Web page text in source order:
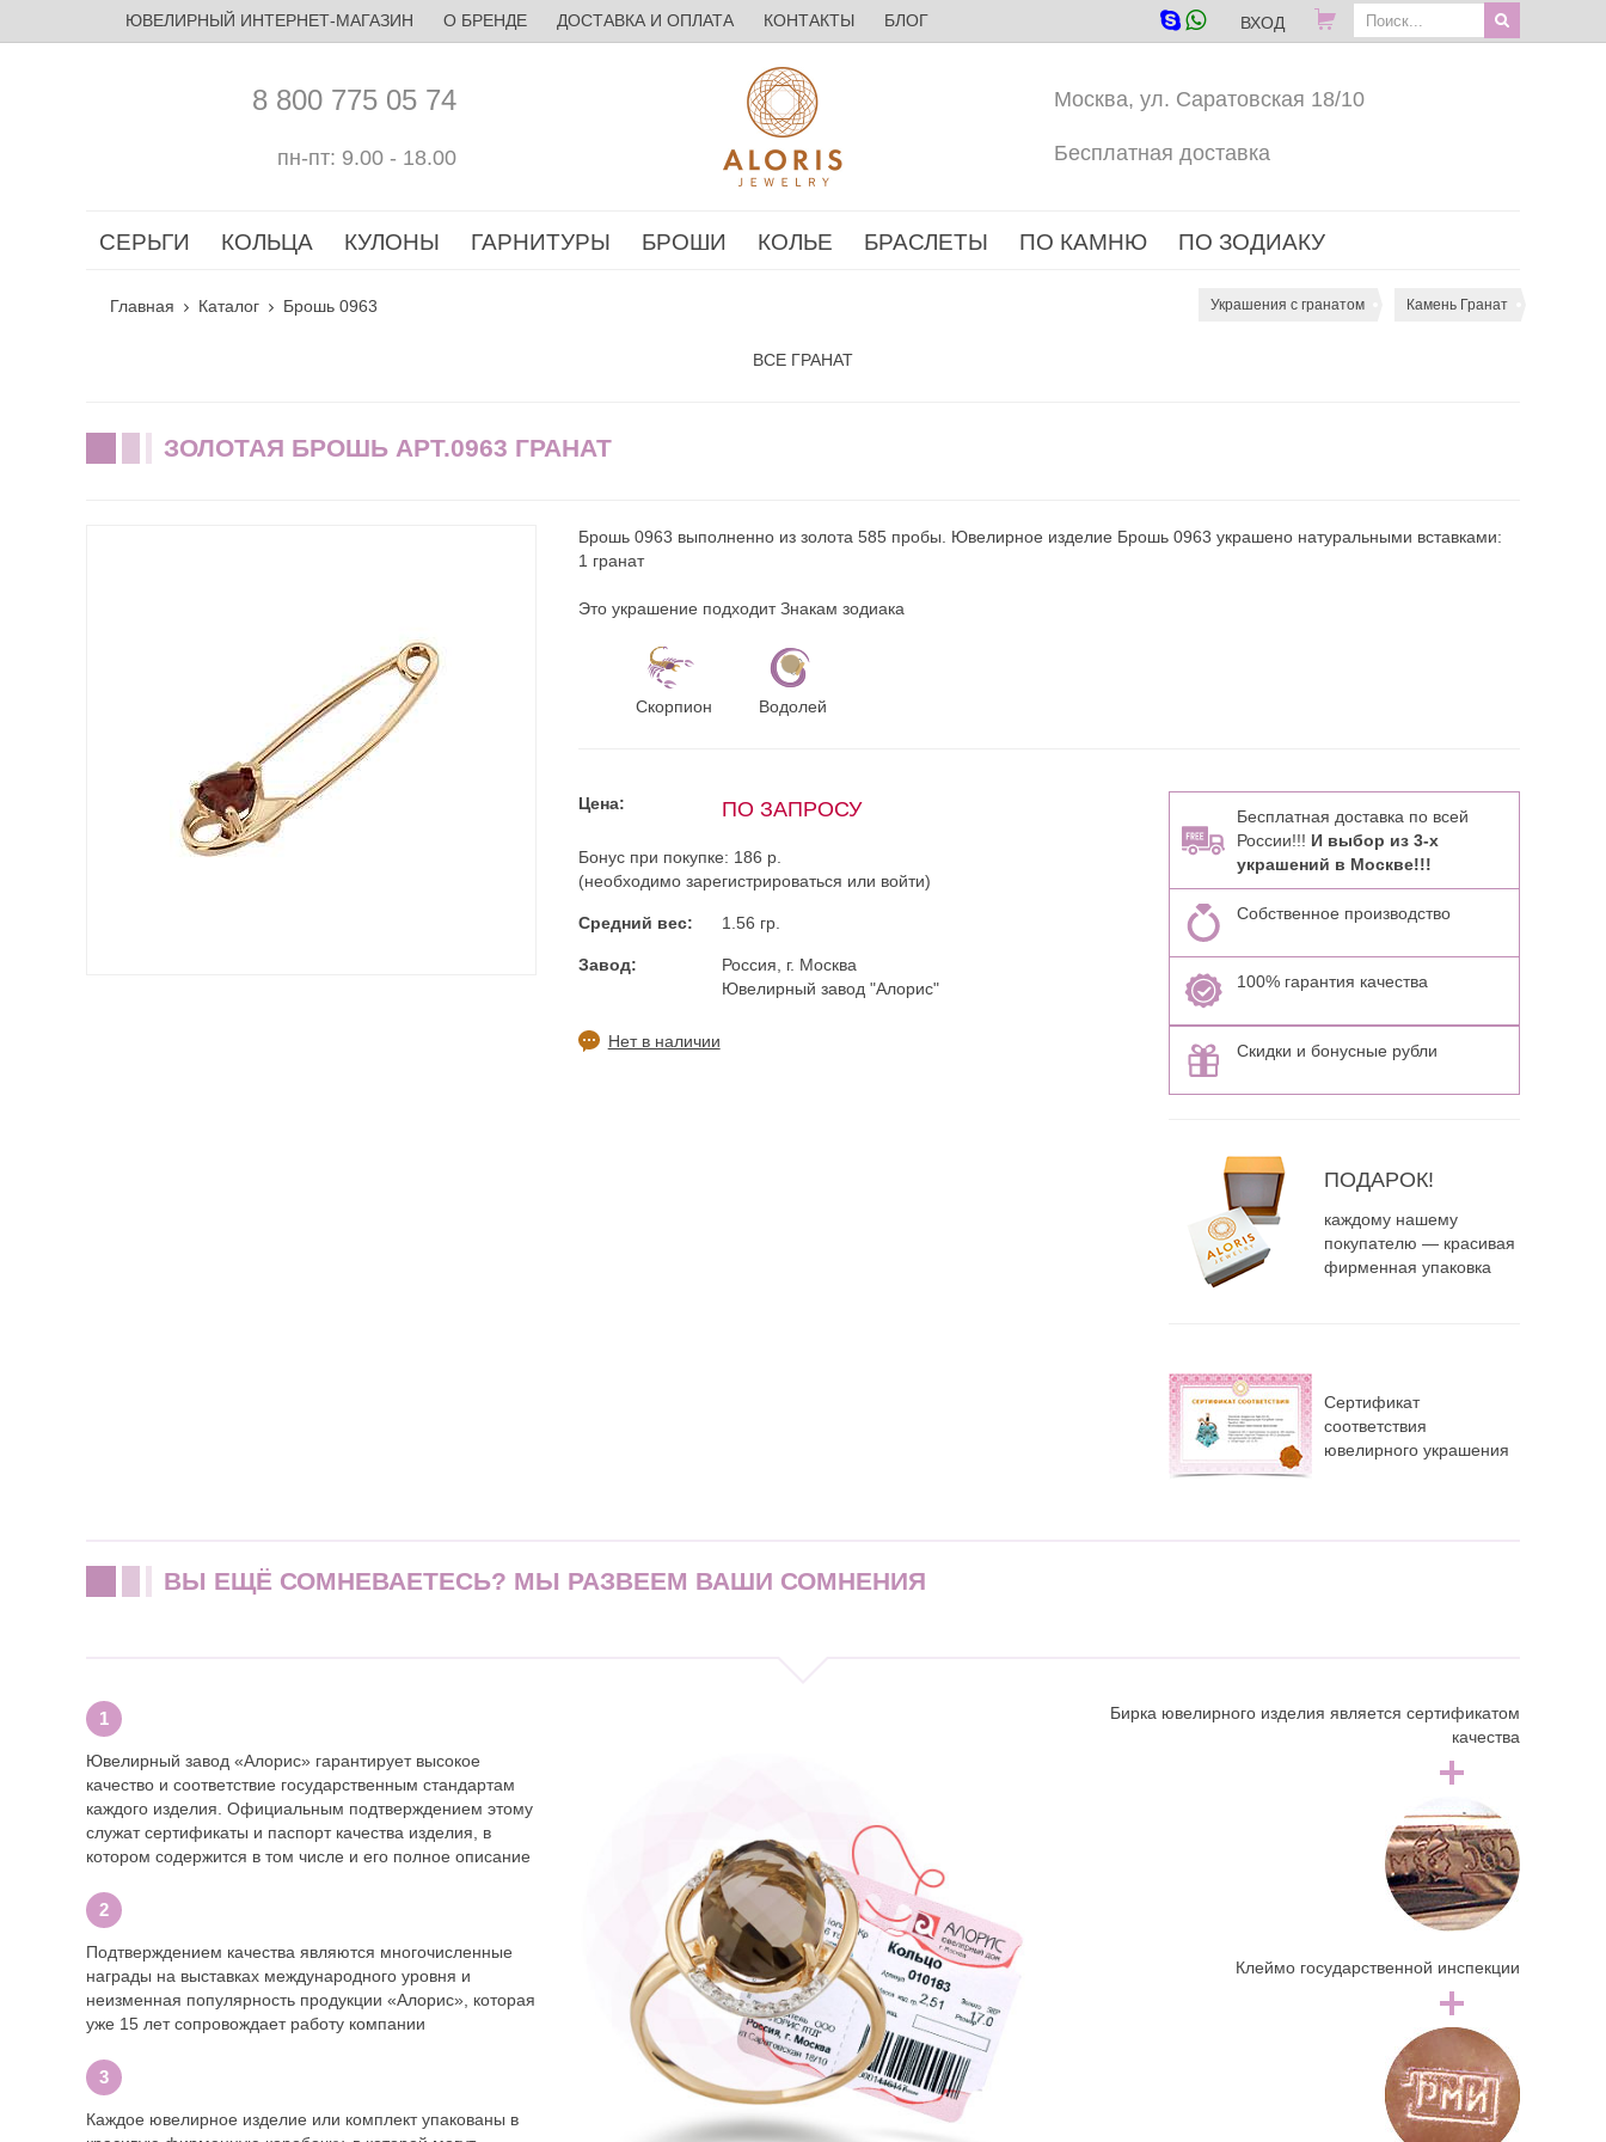
ЮВЕЛИРНЫЙ ИНТЕРНЕТ-МАГАЗИН О БРЕНДЕ ДОСТАВКА И ОПЛАТА КОНТАКТЫ БЛОГ ВХОД
8 800 775 05 74
пн-пт: 9.00 - 18.00
Москва, ул. Саратовская 18/10
Бесплатная доставка
СЕРЬГИ КОЛЬЦА КУЛОНЫ ГАРНИТУРЫ БРОШИ КОЛЬЕ БРАСЛЕТЫ ПО КАМНЮ ПО ЗОДИАКУ
Главная Каталог Брошь 0963 Украшения с гранатом Камень Гранат
ВСЕ ГРАНАТ
ЗОЛОТАЯ БРОШЬ АРТ.0963 ГРАНАТ
Брошь 0963 выполненно из золота 585 пробы. Ювелирное изделие Брошь 0963 украшено натуральными вставками:
1 гранат
Это украшение подходит Знакам зодиака
Скорпион Водолей
Цена: ПО ЗАПРОСУ
Бонус при покупке: 186 р.
(необходимо зарегистрироваться или войти)
Средний вес: 1.56 гр.
Завод:
Россия, г. Москва
Ювелирный завод "Алорис"
Нет в наличии
Бесплатная доставка по всей
России!!! И выбор из 3-х
украшений в Москве!!!
Собственное производство
100% гарантия качества
Скидки и бонусные рубли
ПОДАРОК!
каждому нашему
покупателю — красивая
фирменная упаковка
Сертификат
соответствия
ювелирного украшения
ВЫ ЕЩЁ СОМНЕВАЕТЕСЬ? МЫ РАЗВЕЕМ ВАШИ СОМНЕНИЯ
Ювелирный завод «Алорис» гарантирует высокое
качество и соответствие государственным стандартам
каждого изделия. Официальным подтверждением этому
служат сертификаты и паспорт качества изделия, в
котором содержится в том числе и его полное описание
Подтверждением качества являются многочисленные
награды на выставках международного уровня и
неизменная популярность продукции «Алорис», которая
уже 15 лет сопровождает работу компании
Каждое ювелирное изделие или комплект упакованы в
Бирка ювелирного изделия является сертификатом
качества
Клеймо государственной инспекции